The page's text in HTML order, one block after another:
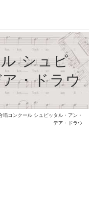
シュピ
・ドラウ
唱コンクール シュピッタル・アン・
デア・ドラウ